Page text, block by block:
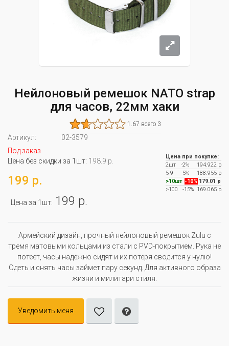
Нейлоновый ремешок NATO strap
для часов, 22мм хаки
1.67 всего 3
Артикул:
02-3579
Под заказ
Цена без скидки за 1шт: 198.9 р.
199 р.
Цена за 1шт: 199 р.
Цена при покупке:
2шт
-2%
194.922 р
5-9
-5%
188.955 р
>10шт -10% 179.01 р
>100
-15% 169.065 р
Армейский дизайн, прочный нейлоновый ремешок Zulu с
тремя матовыми кольцами из стали с PVD-покрытием. Рука не
потеет, часы надежно сидят и их потеря сводится у нулю!
Одеть и снять часы займет пару секунд. Для активного образа
жизни и милитари стиля.
Уведомить меня